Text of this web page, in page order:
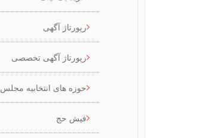
رپورتاژ آگهی
رپورتاژ آگهی تخصصی
حوزه های انتخابیه مجلس
فیش حج